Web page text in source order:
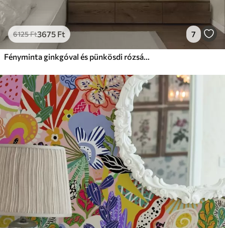
6125Ft3675 Ft 7
Fényminta ginkgóval és pünkösdi rózsákkal